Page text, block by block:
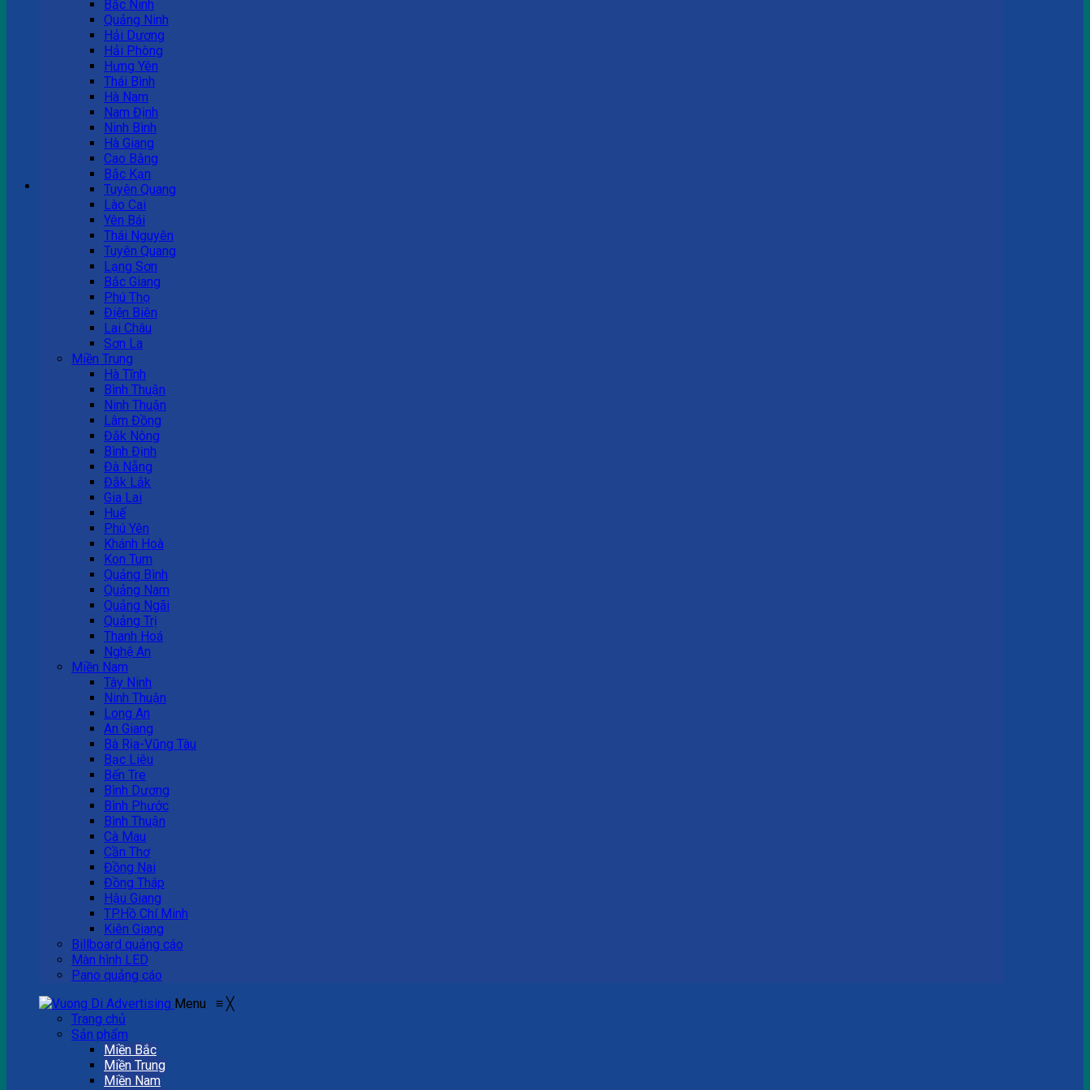
Tư vấn bán hàng
0983 863 488
Hotline hỗ trợ
0983 863 488
Giỏ hàng
Chưa có sản phẩm trong giỏ hàng.
Bắc Ninh
Quảng Ninh
Hải Dương
Hải Phòng
Hưng Yên
Thái Bình
Hà Nam
Nam Định
Ninh Bình
Hà Giang
Cao Bằng
Bắc Kạn
Tuyên Quang
Lào Cai
Yên Bái
Thái Nguyên
Tuyên Quang
Lạng Sơn
Bắc Giang
Phú Thọ
Điện Biên
Lai Châu
Sơn La
Miền Trung
Hà Tĩnh
Bình Thuận
Ninh Thuận
Lâm Đồng
Đắk Nông
Bình Định
Đà Nẵng
Đắk Lắk
Gia Lai
Huế
Phú Yên
Khánh Hoà
Kon Tum
Quảng Bình
Quảng Nam
Quảng Ngãi
Quảng Trị
Thanh Hoá
Nghệ An
Miền Nam
Tây Ninh
Ninh Thuận
Long An
An Giang
Bà Rịa-Vũng Tàu
Bạc Liêu
Bến Tre
Bình Dương
Bình Phước
Bình Thuận
Cà Mau
Cần Thơ
Đồng Nai
Đồng Tháp
Hậu Giang
TP.Hồ Chí Minh
Kiên Giang
Billboard quảng cáo
Màn hình LED
Pano quảng cáo
Menu ≡ ╳
Trang chủ
Sản phẩm
Miền Bắc
Miền Trung
Miền Nam